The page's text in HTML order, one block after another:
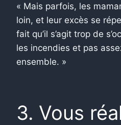
« Mais parfois, les
loin, et leur excès se
fait qu’il s’agit trop de
les incendies et pas
ensemble. »
3. Vous